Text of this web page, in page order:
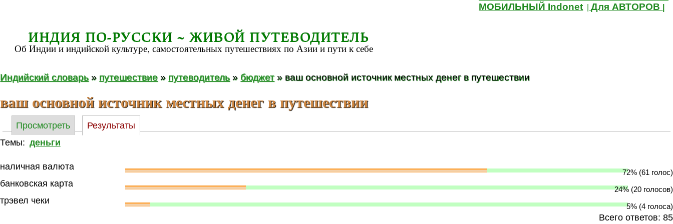
МОБИЛЬНЫЙ Indonet |Для АВТОРОВ
ИНДИЯ ПО-РУССКИ ~ ЖИВОЙ ПУТЕВОДИТЕЛЬ
Об Индии и индийской культуре, самостоятельных путешествиях по Азии и пути к себе
Индийский словарь» путешествие » путеводитель» бюджет» ваш основной источник местных денег в путешествии
ваш основной источник местных денег в путешествии
Просмотреть
Результаты
Темы: деньги
наличная валюта
72% (61 голос)
банковская карта
24% (20 голосов)
трэвел чеки
5% (4 голоса)
Всего ответов: 85